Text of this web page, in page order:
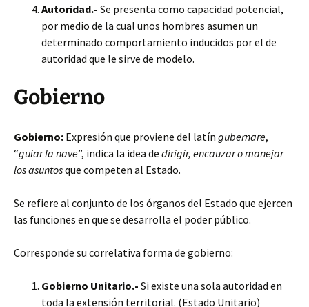
Autoridad.- Se presenta como capacidad potencial,
por medio de la cual unos hombres asumen un
determinado comportamiento inducidos por el de
autoridad que le sirve de modelo.
Gobierno
Gobierno: Expresión que proviene del latín gubernare,
“guiar la nave”, indica la idea de dirigir, encauzar o manejar
los asuntosque competen al Estado.
Se refiere al conjunto de los órganos del Estado que ejercen
las funciones en que se desarrolla el poder público.
Corresponde su correlativa forma de gobierno:
Gobierno Unitario.- Si existe una sola autoridad en
toda la extensión territorial. (Estado Unitario)